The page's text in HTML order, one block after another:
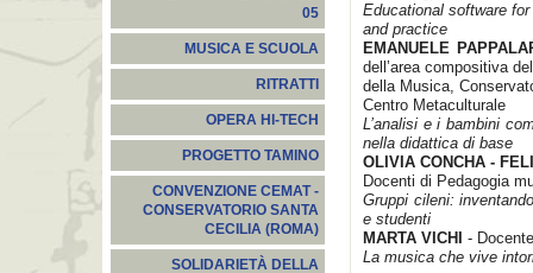
05
MUSICA E SCUOLA
RITRATTI
OPERA HI-TECH
PROGETTO TAMINO
CONVENZIONE CEMAT -
CONSERVATORIO SANTA
CECILIA (ROMA)
SOLIDARIETÀ DELLA
Educational software
and practice
EMANUELE
dell’area compositiva
della Musica,
Centro Metaculturale
L’analisi e i bambini
nella didattica di base
OLIVIA CONCHA -
Docenti di Pedagogia
Gruppi cileni:
e studenti
MARTA VICHI
-
La musica che vive